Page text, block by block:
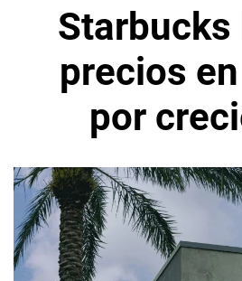
Starbucks
precios
por